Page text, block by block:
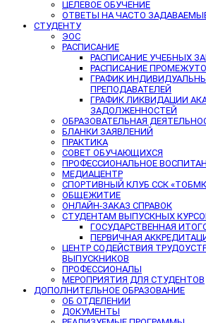
ЦЕЛЕВОЕ ОБУЧЕНИЕ
ОТВЕТЫ НА ЧАСТО
СТУДЕНТУ
ЭОС
РАСПИСАНИЕ
РАСПИСАНИЕ УЧЕБНЫХ
РАСПИСАНИЕ
ГРАФИК
ПРЕПОДАВАТЕЛЕЙ
ГРАФИК ЛИКВИДАЦИИ
ЗАДОЛЖЕННОСТЕЙ
ОБРАЗОВАТЕЛЬНАЯ
БЛАНКИ ЗАЯВЛЕНИЙ
ПРАКТИКА
СОВЕТ ОБУЧАЮЩИХСЯ
ПРОФЕССИОНАЛЬНОЕ
МЕДИАЦЕНТР
СПОРТИВНЫЙ КЛУБ ССК
ОБЩЕЖИТИЕ
ОНЛАЙН-ЗАКАЗ СПРАВОК
СТУДЕНТАМ ВЫПУСКНЫХ
ГОСУДАРСТВЕННАЯ
ПЕРВИЧНАЯ
ЦЕНТР СОДЕЙСТВИЯ
ВЫПУСКНИКОВ
ПРОФЕССИОНАЛЫ
МЕРОПРИЯТИЯ ДЛЯ СТУДЕНТОВ
ДОПОЛНИТЕЛЬНОЕ ОБРАЗОВАНИЕ
ОБ ОТДЕЛЕНИИ
ДОКУМЕНТЫ